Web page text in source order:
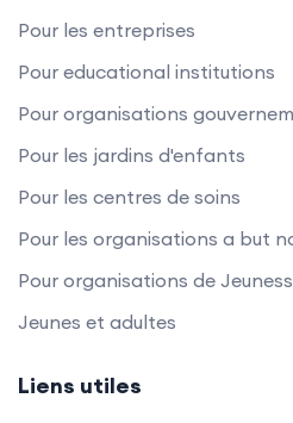
Pour les entreprises
Pour educational institutions
Pour organisations
Pour les jardins d'enfants
Pour les centres de soins
Pour les organisations a but
Pour organisations de
Jeunes et adultes
Liens utiles